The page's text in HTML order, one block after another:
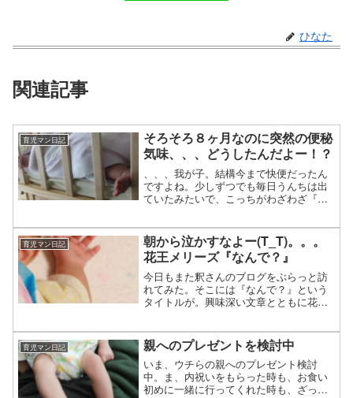
ひなた
関連記事
育児マン日記
そろそろ８ヶ月なのに突然の便秘
気味、、、どうしたんだよー！？
、、、我が子。結構今まで快便だったん
ですよね。少しずつでも毎日うんちは出
ていたみたいで、こっちがわざわざ『最
ないんだろうなー』って勝手に思ってい
るのは正直あった。で、で...
育児マン日記
朝から泣かすなよー(T_T)。。。
花王メリーズ『なんで？』
今日もまた釈さんのブログをぶらっと訪
れてみた。そこには『なんで？』という
タイトルが。興味深い文章とともに花王
よ。。。泣いた。。。メリーズからママ
への応援ムービー「なん...
育児マン日記 親へのプレゼントを検討中
いま、ウチらの親へのプレゼント検討
中。ま、内祝いをもらった時も、お食い
初めに一緒に行ってくれた時も、ざっく